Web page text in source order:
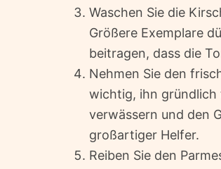
Waschen Sie die
Größere Exemplare
beitragen, dass die
Nehmen Sie den
wichtig, ihn gründlich
verwässern und den
großartiger Helfer.
Reiben Sie den